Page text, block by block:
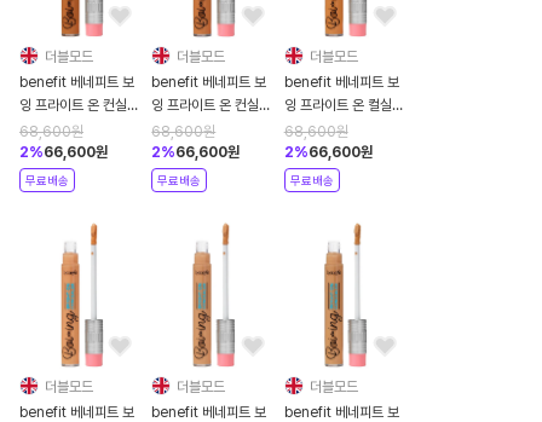
더블모드
benefit 베네피트 보
잉 프라이트 온 컨실러
5ml 12 클로브
68,600원
2%66,600원
무료배송
더블모드
benefit 베네피트 보
잉 프라이트 온 컨실러
5ml 11 헤이즐넛
68,600원
2%66,600원
무료배송
더블모드
benefit 베네피트 보
잉 프라이트 온 컬실러
5ml 10 월넛
68,600원
2%66,600원
무료배송
더블모드
benefit 베네피트 보
더블모드
benefit 베네피트 보
더블모드
benefit 베네피트 보